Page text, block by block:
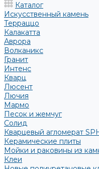
Каталог
Искусственный камень
Терраццо
Калакатта
Аврора
Волканикс
Гранит
Интенс
Кварц
Люсент
Лючия
Мармо
Песок и жемчуг
Солид
Кварцевый агломерат
Керамические плиты
Мойки и раковины из
Клеи